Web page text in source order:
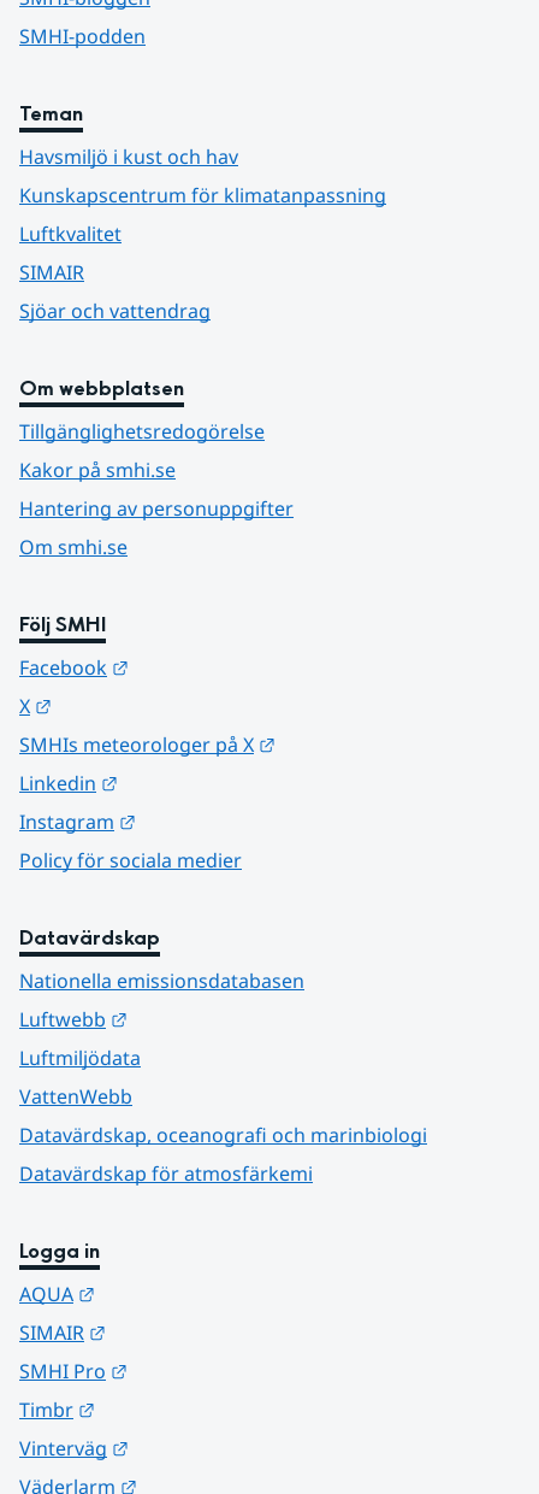
SMHI-podden
Teman
Havsmiljö i kust och hav
Kunskapscentrum för klimatanpassning
Luftkvalitet
SIMAIR
Sjöar och vattendrag
Om webbplatsen
Tillgänglighetsredogörelse
Kakor på smhi.se
Hantering av personuppgifter
Om smhi.se
Följ SMHI
Facebook
X
SMHIs meteorologer på X
Linkedin
Instagram
Policy för sociala medier
Datavärdskap
Nationella emissionsdatabasen
Luftwebb
Luftmiljödata
VattenWebb
Datavärdskap, oceanografi och marinbiologi
Datavärdskap för atmosfärkemi
Logga in
AQUA
SIMAIR
SMHI Pro
Timbr
Vinterväg
Väderlarm